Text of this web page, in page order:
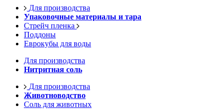
Для производства
Упаковочные материалы и тара
Стрейч пленка
Поддоны
Еврокубы для воды
Для производства
Нитритная соль
Для производства
Животноводство
Соль для животных